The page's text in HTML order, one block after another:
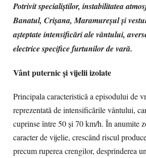
Potrivit specialiștilor, instabilitatea
Banatul, Crișana, Maramureșul și
așteptate intensificări ale vântului,
electrice specifice furtunilor de vară.
Vânt puternic și vijelii izolate
Principala caracteristică a episodului de
reprezentată de intensificările vântului,
cuprinse între 50 și 70 km/h. În anumite
caracter de vijelie, crescând riscul
precum ruperea crengilor, desprinderea